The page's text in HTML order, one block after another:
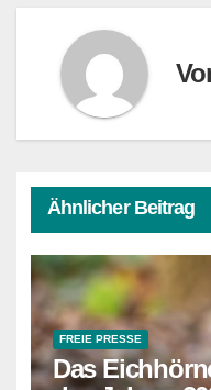
Ähnlicher Beitrag
FREIE PRESSE
Das